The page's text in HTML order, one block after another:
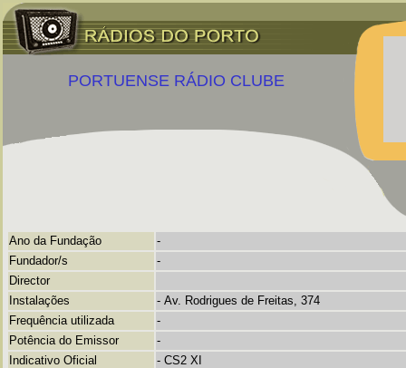
Ano da Fundação
-
Fundador/s
-
Director
Instalações
- Av. Rodrigues de Freitas, 374
Frequência utilizada
-
Potência do Emissor
-
Indicativo Oficial
- CS2 XI
PORTUENSE RÁDIO CLUBE